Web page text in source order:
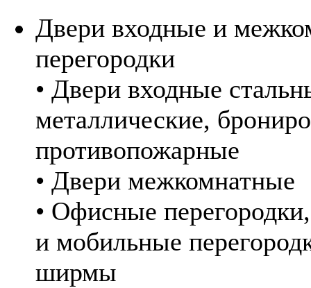
Двери входные и
перегородки
• Двери входные
металлические,
противопожарные
• Двери межкомнатные
• Офисные
и мобильные
ширмы